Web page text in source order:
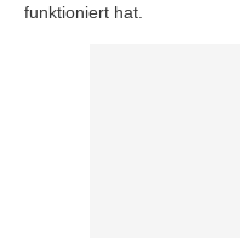
funktioniert hat.